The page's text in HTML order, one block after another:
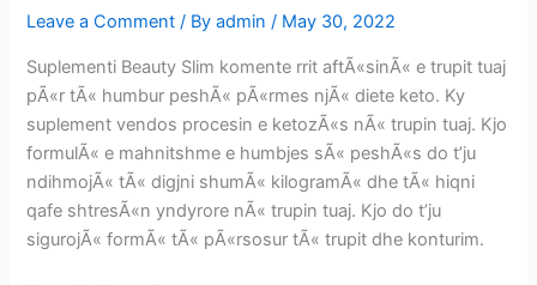
Leave a Comment / Byadmin/ May 30, 2022
Suplementi Beauty Slim komente rrit aftÃ«sinÃ« e trupit tuaj
pÃ«r tÃ« humbur peshÃ« pÃ«rmes njÃ« diete keto. Ky
suplement vendos procesin e ketozÃ«s nÃ« trupin tuaj. Kjo
formulÃ« e mahnitshme e humbjes sÃ« peshÃ«s do t’ju
ndihmojÃ« tÃ« digjni shumÃ« kilogramÃ« dhe tÃ« hiqni
qafe shtresÃ«n yndyrore nÃ« trupin tuaj. Kjo do t’ju
sigurojÃ« formÃ« tÃ« pÃ«rsosur tÃ« trupit dhe konturim.